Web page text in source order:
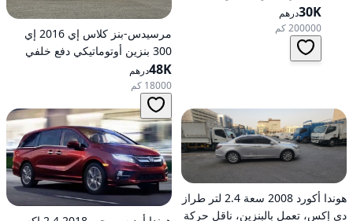
تعمل بالبنزين، أوتوماتيكية، دفع
رباعي
30Kدرهم
200000 كم
مرسيدس-بنز كلاس إي 2016 إي
300 بنزين أوتوماتيكي دفع خلفي
48Kدرهم
18000 كم
هوندا أكورد 2008 سعة 2.4 لتر طراز
دي إكس، تعمل بالبنزين، ناقل حركة